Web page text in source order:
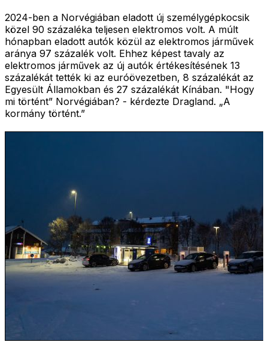
2024-ben a Norvégiában eladott új személygépkocsik
közel 90 százaléka teljesen elektromos volt. A múlt
hónapban eladott autók közül az elektromos járművek
aránya 97 százalék volt. Ehhez képest tavaly az
elektromos járművek az új autók értékesítésének 13
százalékát tették ki az euróövezetben, 8 százalékát az
Egyesült Államokban és 27 százalékát Kínában. "Hogy
mi történt” Norvégiában? - kérdezte Dragland. „A
kormány történt.”